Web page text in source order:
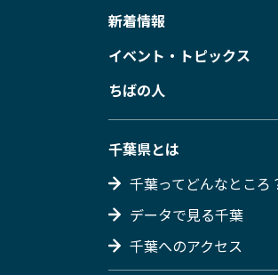
新着情報
イベント・トピックス
ちばの人
千葉県とは
千葉ってどんなところ
データで見る千葉
千葉へのアクセス